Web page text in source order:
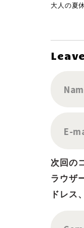
大人の夏
E-
次回の
ラウザ
ドレス